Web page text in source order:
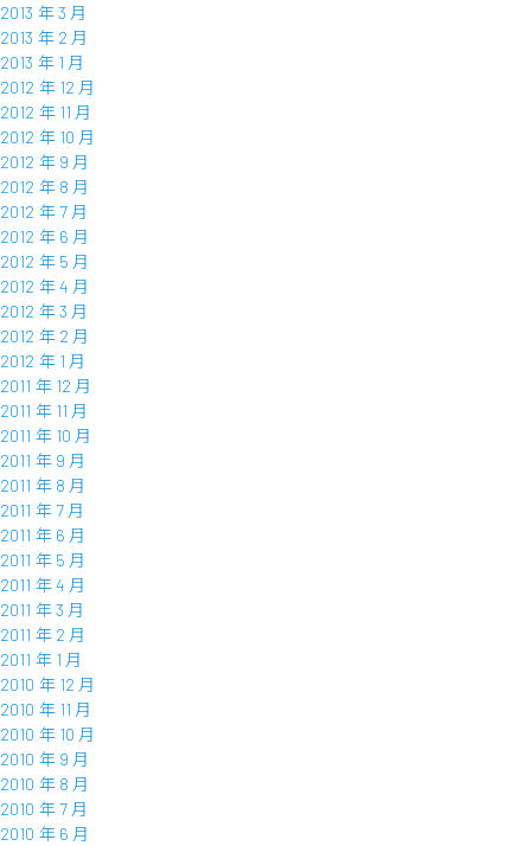
2013 年 3 月
2013 年 2 月
2013 年 1 月
2012 年 12 月
2012 年 11 月
2012 年 10 月
2012 年 9 月
2012 年 8 月
2012 年 7 月
2012 年 6 月
2012 年 5 月
2012 年 4 月
2012 年 3 月
2012 年 2 月
2012 年 1 月
2011 年 12 月
2011 年 11 月
2011 年 10 月
2011 年 9 月
2011 年 8 月
2011 年 7 月
2011 年 6 月
2011 年 5 月
2011 年 4 月
2011 年 3 月
2011 年 2 月
2011 年 1 月
2010 年 12 月
2010 年 11 月
2010 年 10 月
2010 年 9 月
2010 年 8 月
2010 年 7 月
2010 年 6 月